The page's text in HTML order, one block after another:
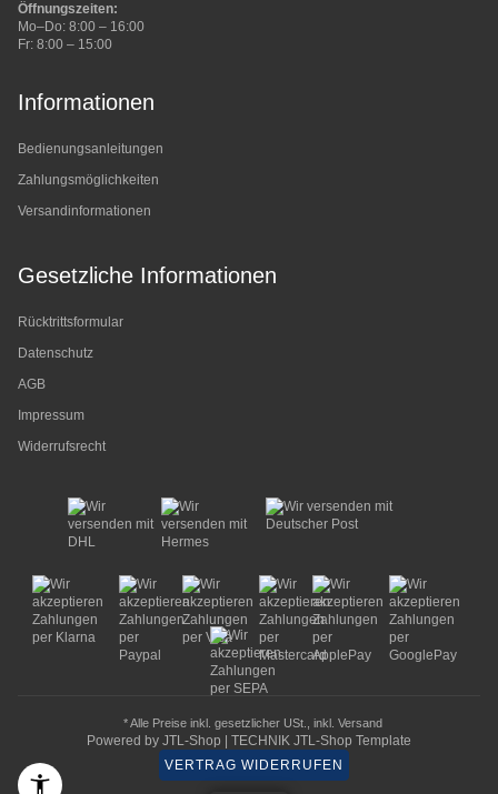
Öffnungszeiten:
Mo–Do: 8:00 – 16:00
Fr: 8:00 – 15:00
Informationen
Bedienungsanleitungen
Zahlungsmöglichkeiten
Versandinformationen
Gesetzliche Informationen
Rücktrittsformular
Datenschutz
AGB
Impressum
Widerrufsrecht
* Alle Preise inkl. gesetzlicher USt., inkl. Versand
Powered by JTL-Shop
TECHNIK JTL-Shop Template
VERTRAG WIDERRUFEN